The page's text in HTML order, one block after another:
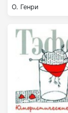
О. Генри